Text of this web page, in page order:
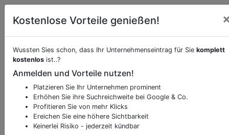
Beschreibung & Services von
Sie möchten eine Beschreibung, Dienstleistung
oder andere relevante Informationen hinzufügen?
Klicken Sie bittehierum uns zu kontaktieren.
Gerne erweitern wir Ihren Firmeneintrag um
Kostenlose Vorteile genießen!
Wussten Sies schon, dass Ihr Unternehmenseintrag für Sie komplett
kostenlos ist..?
Anmelden und Vorteile nutzen!
Platzieren Sie Ihr Unternehmen prominent
Erhöhen Sie ihre Suchreichweite bei Google & Co.
Profitieren Sie von mehr Klicks
Ereichen Sie eine höhere Sichtbarkeit
Keinerlei Risiko - jederzeit kündbar